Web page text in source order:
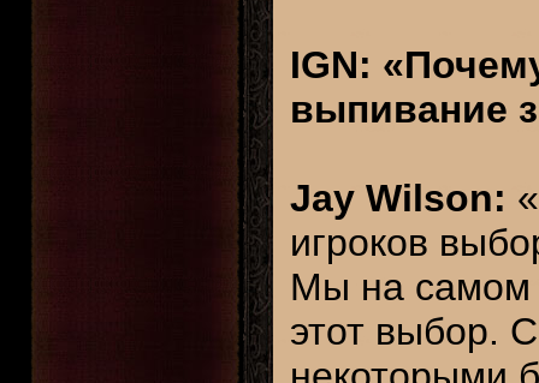
IGN:
выпивание
Jay Wilson:
игроков
Мы на самом
этот выбор.